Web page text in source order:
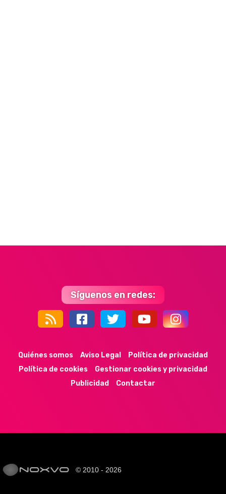
Síguenos en redes:
Quiénes somos Aviso Legal
Política de privacidad
Política de cookies
Gestionar cookies y privacidad
Publicidad
Contactar
© 2010 - 2026